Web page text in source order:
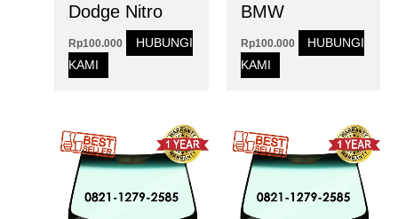
Dodge Nitro
Rp100.000
HUBUNGI
KAMI
BMW
Rp100.000
HUBUNGI
KAMI